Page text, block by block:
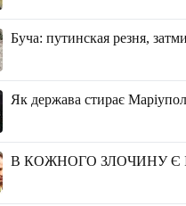
Буча: путинская резня,
Як держава стирає
В КОЖНОГО ЗЛОЧИНУ Є